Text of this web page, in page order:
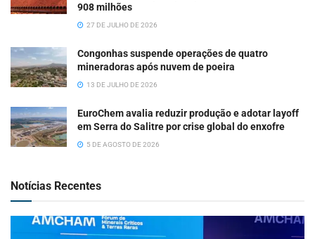
908 milhões
27 DE JULHO DE 2026
Congonhas suspende operações de quatro
mineradoras após nuvem de poeira
13 DE JULHO DE 2026
EuroChem avalia reduzir produção e adotar layoff
em Serra do Salitre por crise global do enxofre
5 DE AGOSTO DE 2026
Notícias Recentes